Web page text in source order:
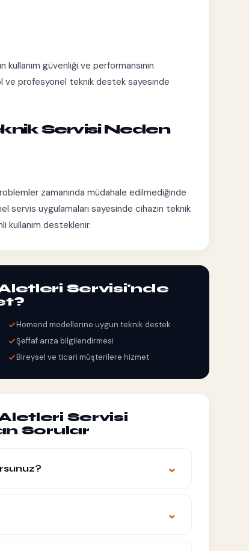
güvenliği ve performansının
ve profesyonel teknik destek sayesinde
Servisi Neden
zamanında müdahale edilmediğinde
servis uygulamaları sayesinde cihazın teknik
kullanım desteklenir.
Servisi'nde
Homend modellerine uygun teknik destek
Şeffaf arıza bilgilendirmesi
Bireysel ve ticari müşterilere hizmet
Servisi
Sorular
⌄
⌄